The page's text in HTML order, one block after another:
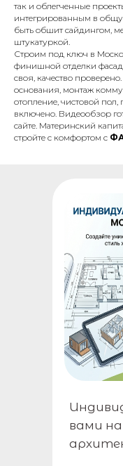
так и облегченные
интегрированным в
быть обшит сайдингом,
штукатуркой.
Строим под ключ в
финишной отделки
своя, качество
основания, монтаж
отопление, чистовой
включено. Видеообзор
сайте. Материнский
стройте с комфортом с
вами